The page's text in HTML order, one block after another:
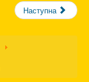
Наступна